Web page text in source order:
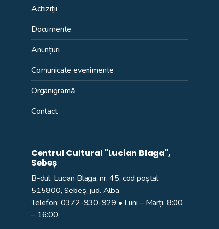
Achiziții
Documente
Anunțuri
Comunicate evenimente
Organigramă
Contact
Centrul Cultural "Lucian Blaga",
Sebeș
B-dul. Lucian Blaga, nr. 45, cod poștal
515800, Sebeș, jud. Alba
Telefon: 0372-930-929 • Luni – Marți, 8:00
– 16:00